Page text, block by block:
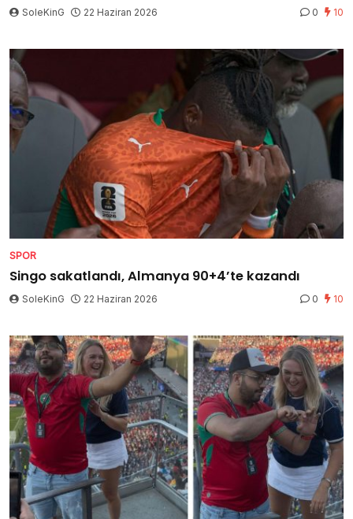
SoleKinG 22 Haziran 2026 0 10
SPOR
Singo sakatlandı, Almanya 90+4’te kazandı
SoleKinG 22 Haziran 2026 0 10